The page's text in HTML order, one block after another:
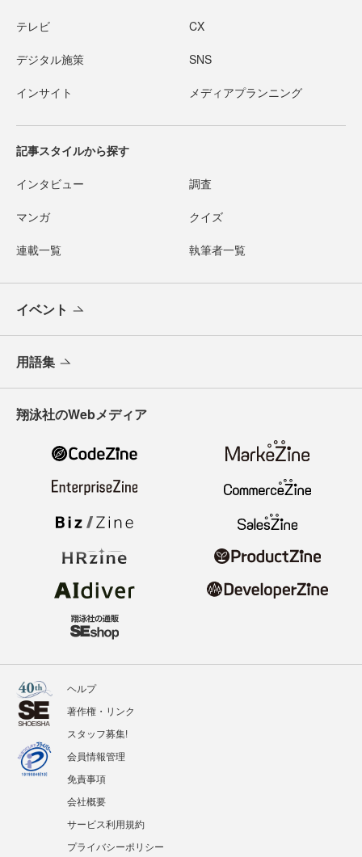
テレビ CX
デジタル施策 SNS
インサイト メディアプランニング
記事スタイルから探す
インタビュー 調査
マンガ クイズ
連載一覧 執筆者一覧
イベント
用語集
翔泳社のWebメディア
ヘルプ
著作権・リンク
スタッフ募集!
会員情報管理
免責事項
会社概要
サービス利用規約
プライバシーポリシー